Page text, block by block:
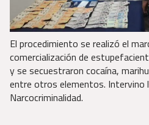
El procedimiento se realizó el
comercialización de
y se secuestraron cocaína,
entre otros elementos. Intervino
Narcocriminalidad.